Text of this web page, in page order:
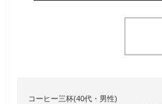
コーヒー三杯(40代・男性)